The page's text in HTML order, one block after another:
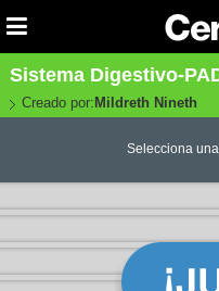
Sistema Digestivo-
Creado por: Mildreth Nineth
Selecciona